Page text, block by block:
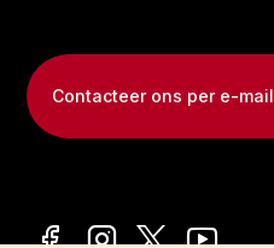
Contacteer ons per e-mail